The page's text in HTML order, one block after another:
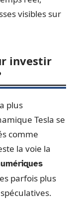
visibles sur
investir
plus
Tesla se
comme
la voie la
parfois plus